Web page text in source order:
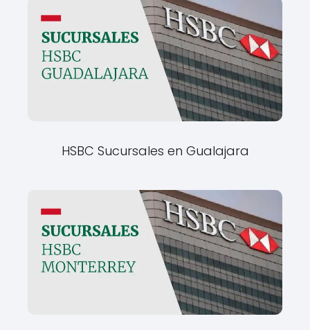
HSBC Sucursales en Gualajara